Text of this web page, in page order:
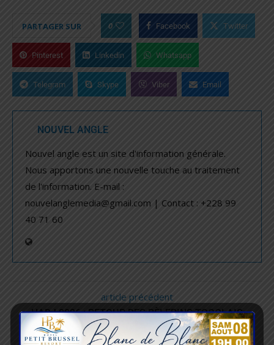
PARTAGER SUR 0 Facebook Twitter
Pinterest Linkedin Whatsapp
Telegram Skype Viber Email
NOUVEL ANGLE
Nouvel angle est un site d'information générale.
Nous apportons une nouvelle touche au traitement
de l'information. E-mail :
nouvelanglemedia@gmail.com | Contact : +228 99
40 71 60
article précédent
HADJ 2026 : RETOUR DES PÈLERINS TOGOLAIS
article suivant